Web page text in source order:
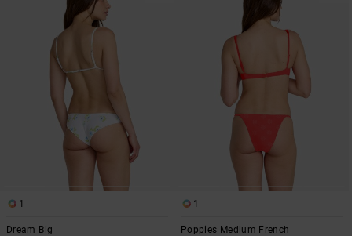
1
Dream Big
1
Poppies Medium French